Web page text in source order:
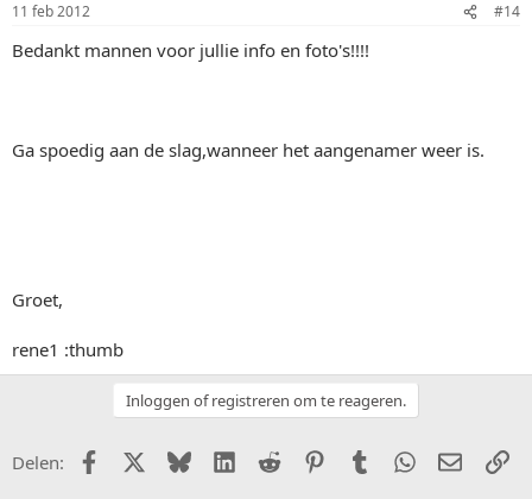
11 feb 2012 #14
Bedankt mannen voor jullie info en foto's!!!!
Ga spoedig aan de slag,wanneer het aangenamer weer is.
Groet,
rene1 :thumb
Inloggen of registreren om te reageren.
Delen: FacebookX (Twitter)
BlueskyLinkedIn
Reddit PinterestTumblr WhatsApp
E-mail